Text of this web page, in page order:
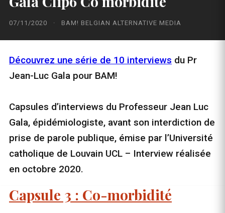
07/11/2020 · BAM! BELGIAN ALTERNATIVE MEDIA
Découvrez une série de 10 interviews du Pr
Jean-Luc Gala pour BAM!
Capsules d’interviews du Professeur Jean Luc
Gala, épidémiologiste, avant son interdiction de
prise de parole publique, émise par l’Université
catholique de Louvain UCL – Interview réalisée
en octobre 2020.
Capsule 3 : Co-morbidité